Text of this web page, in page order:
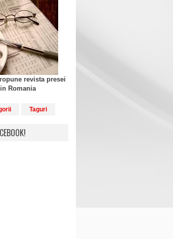
revista presei
Romania
Taguri